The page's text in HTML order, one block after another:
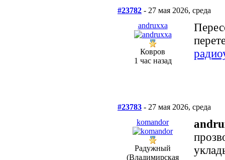
#23782 - 27 мая 2026, среда
andruxxa
Ковров
1 час назад
#23783 - 27 мая 2026, среда
komandor
Радужный
(Владимирская